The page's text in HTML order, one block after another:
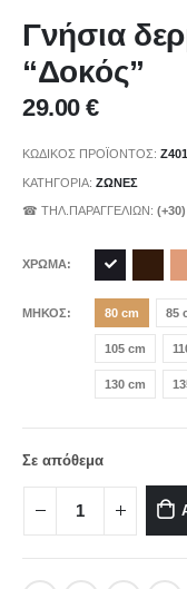
Γνήσια
“Δοκός”
29.00€
ΚΩΔΙΚΌΣ ΠΡΟΪΌΝΤΟΣ:
ΚΑΤΗΓΟΡΊΑ: ΖΩΝΕΣ
☎ ΤΗΛ.ΠΑΡΑΓΓΕΛΙΩΝ:
ΧΡΩΜΑ
ΜΗΚΟΣ 80 cm 85
105 cm
130 cm
Σε απόθεμα